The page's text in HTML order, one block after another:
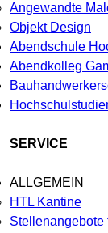
Angewandte
Objekt Design
Abendschule
Abendkolleg
SERVICE
ALLGEMEIN
HTL Kantine
Stellenangebote